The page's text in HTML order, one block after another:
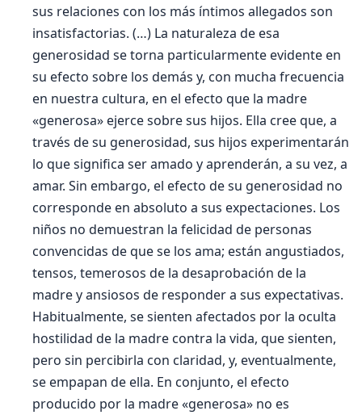
sus relaciones con los más íntimos allegados son
insatisfactorias. (…) La naturaleza de esa
generosidad se torna particularmente evidente en
su efecto sobre los demás y, con mucha frecuencia
en nuestra cultura, en el efecto que la madre
«generosa» ejerce sobre sus hijos. Ella cree que, a
través de su generosidad, sus hijos experimentarán
lo que significa ser amado y aprenderán, a su vez, a
amar. Sin embargo, el efecto de su generosidad no
corresponde en absoluto a sus expectaciones. Los
niños no demuestran la felicidad de personas
convencidas de que se los ama; están angustiados,
tensos, temerosos de la desaprobación de la
madre y ansiosos de responder a sus expectativas.
Habitualmente, se sienten afectados por la oculta
hostilidad de la madre contra la vida, que sienten,
pero sin percibirla con claridad, y, eventualmente,
se empapan de ella. En conjunto, el efecto
producido por la madre «generosa» no es